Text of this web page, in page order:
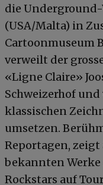
die Underground-
(USA/Malta) in
Cartoonmuseum
verweilt der
«Ligne Claire»
Schweizerhof
klassischen
umsetzen.
Reportagen, zeigt
bekannten
Rockstars auf